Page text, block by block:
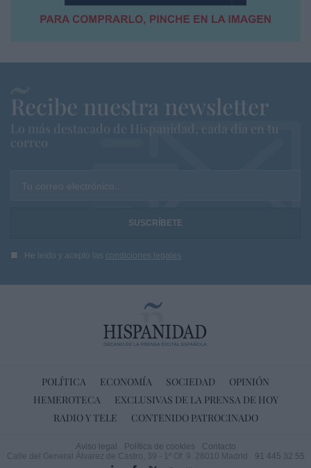
Recibe nuestra newsletter
Lo más destacado de Hispanidad, cada dia en tu
correo
Tu correo electrónico...
He leído y acepto las condiciones legales
POLÍTICA ECONOMÍA SOCIEDAD
OPINIÓN
HEMEROTECA
EXCLUSIVAS DE LA PRENSA DE HOY
RADIO Y TELE
CONTENIDO PATROCINADO
Aviso legal Política de cookies
Contacto
Calle del General Álvarez de Castro, 39 - 1º Of. 9. 28010 Madrid
91 445 32 55